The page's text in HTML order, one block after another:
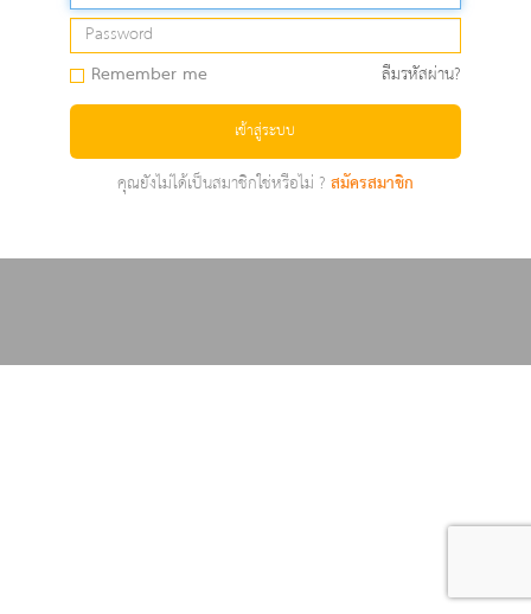
Remember me ลืมรหัสผ่าน?
เข้าสู่ระบบ
คุณยังไม่ได้เป็นสมาชิกใช่หรือไม่ ?สมัครสมาชิก